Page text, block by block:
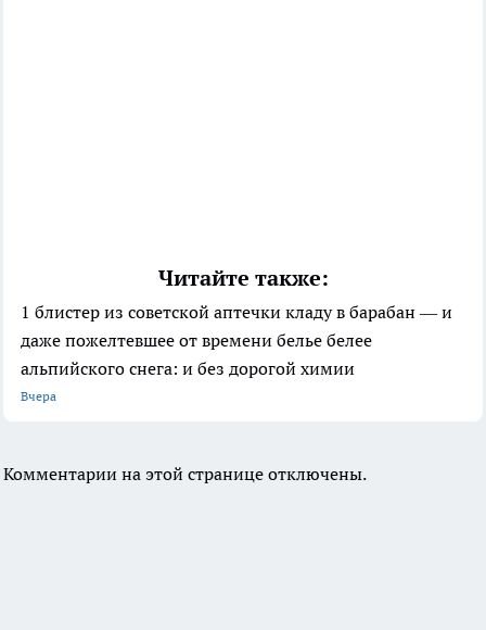
Читайте также:
1 блистер из советской аптечки кладу в барабан — и
даже пожелтевшее от времени белье белее
альпийского снега: и без дорогой химии
Вчера
Комментарии на этой странице отключены.